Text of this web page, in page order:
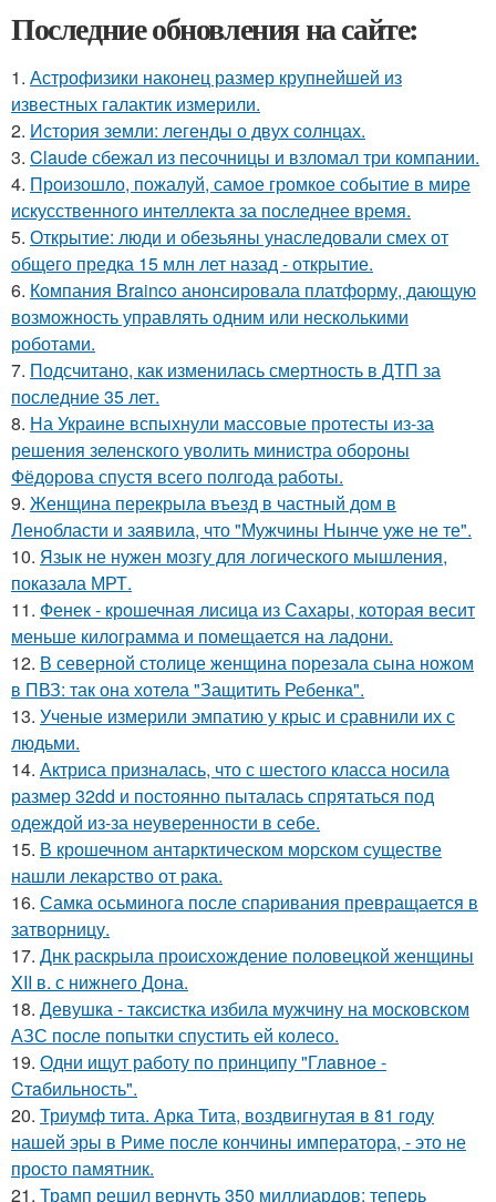
Последние обновления на сайте:
1. Астрофизики наконец размер крупнейшей из
известных галактик измерили.
2. История земли: легенды о двух солнцах.
3. Claude сбежал из песочницы и взломал три компании.
4. Произошло, пожалуй, самое громкое событие в мире
искусственного интеллекта за последнее время.
5. Открытие: люди и обезьяны унаследовали смех от
общего предка 15 млн лет назад - открытие.
6. Компания Brainco анонсировала платформу, дающую
возможность управлять одним или несколькими
роботами.
7. Подсчитано, как изменилась смертность в ДТП за
последние 35 лет.
8. На Украине вспыхнули массовые протесты из-за
решения зеленского уволить министра обороны
Фёдорова спустя всего полгода работы.
9. Женщина перекрыла въезд в частный дом в
Ленобласти и заявила, что "Мужчины Нынче уже не те".
10. Язык не нужен мозгу для логического мышления,
показала МРТ.
11. Фенек - крошечная лисица из Сахары, которая весит
меньше килограмма и помещается на ладони.
12. В северной столице женщина порезала сына ножом
в ПВЗ: так она хотела "Защитить Ребенка".
13. Ученые измерили эмпатию у крыс и сравнили их с
людьми.
14. Актриса призналась, что с шестого класса носила
размер 32dd и постоянно пыталась спрятаться под
одеждой из-за неуверенности в себе.
15. В крошечном антарктическом морском существе
нашли лекарство от рака.
16. Самка осьминога после спаривания превращается в
затворницу.
17. Днк раскрыла происхождение половецкой женщины
XII в. с нижнего Дона.
18. Девушка - таксистка избила мужчину на московском
АЗС после попытки спустить ей колесо.
19. Одни ищут работу по принципу "Глaвноe -
Cтaбильность".
20. Триумф тита. Арка Тита, воздвигнутая в 81 году
нашей эры в Риме после кончины императора, - это не
просто памятник.
21. Трамп решил вернуть 350 миллиардов: теперь